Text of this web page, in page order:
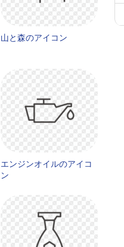
山と森のアイコン
エンジンオイルのアイコ
ン